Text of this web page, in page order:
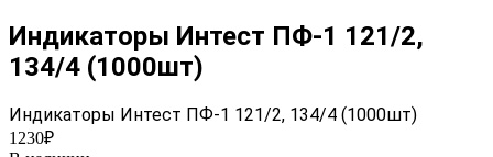
Индикаторы Интест ПФ-1 121/2,
134/4 (1000шт)
Индикаторы Интест ПФ-1 121/2, 134/4 (1000шт)
1230₽